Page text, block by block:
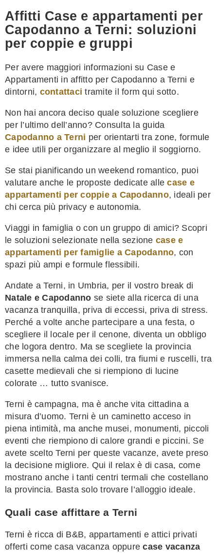
Affitti Case e appartamenti per
Capodanno a Terni: soluzioni
per coppie e gruppi
Per avere maggiori informazioni su Case e
Appartamenti in affitto per Capodanno a Terni e
dintorni, contattaci tramite il form qui sotto.
Non hai ancora deciso quale soluzione scegliere
per l’ultimo dell’anno? Consulta la guida
Capodanno a Terni per orientarti tra zone, formule
e idee utili per organizzare al meglio il soggiorno.
Se stai pianificando un weekend romantico, puoi
valutare anche le proposte dedicate allecase e
appartamenti per coppie a Capodanno, ideali per
chi cerca più privacy e autonomia.
Viaggi in famiglia o con un gruppo di amici? Scopri
le soluzioni selezionate nella sezione case e
appartamenti per famiglie a Capodanno, con
spazi più ampi e formule flessibili.
Andate a Terni, in Umbria, per il vostro break di
Natale e Capodanno se siete alla ricerca di una
vacanza tranquilla, priva di eccessi, priva di stress.
Perché a volte anche partecipare a una festa, o
scegliere il locale per il cenone, diventa un obbligo
che logora dentro. Ma se scegliete la provincia
immersa nella calma dei colli, tra fiumi e ruscelli, tra
casette medievali che si riempiono di lucine
colorate … tutto svanisce.
Terni è campagna, ma è anche vita cittadina a
misura d’uomo. Terni è un caminetto acceso in
piena intimità, ma anche musei, monumenti, piccoli
eventi che riempiono di calore grandi e piccini. Se
avete scelto Terni per queste vacanze, avete preso
la decisione migliore. Qui il relax è di casa, come
mostrano anche i tanti centri termali che costellano
la provincia. Basta solo trovare l’alloggio ideale.
Quali case affittare a Terni
Terni è ricca di B&B, appartamenti e attici privati
offerti come casa vacanza oppurecase vacanza